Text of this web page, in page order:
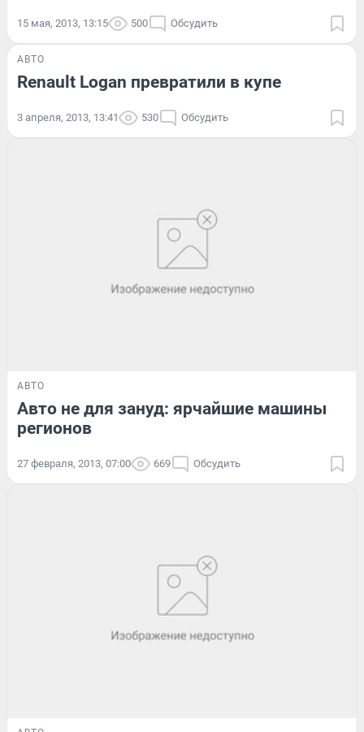
15 мая, 2013, 13:15 500 Обсудить
АВТО
Renault Logan превратили в купе
3 апреля, 2013, 13:41 530 Обсудить
АВТО
Авто не для зануд: ярчайшие машины
регионов
27 февраля, 2013, 07:00 669 Обсудить